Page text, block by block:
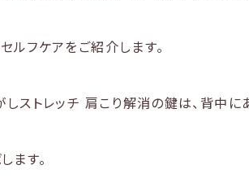
ルフケアをご紹介します。
ストレッチ 肩こり解消の鍵は、背中に
ます。